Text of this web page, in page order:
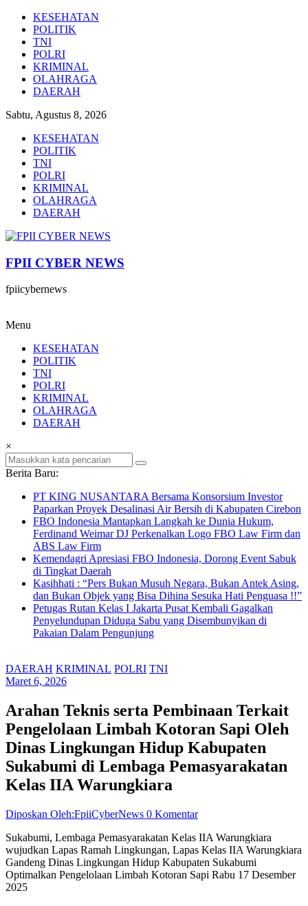
Lompat
konten
KESEHATAN
POLITIK
TNI
POLRI
KRIMINAL
OLAHRAGA
DAERAH
Sabtu, Agustus 8, 2026
KESEHATAN
POLITIK
TNI
POLRI
KRIMINAL
OLAHRAGA
DAERAH
FPII CYBER NEWS
fpiicybernews
Menu
KESEHATAN
POLITIK
TNI
POLRI
KRIMINAL
OLAHRAGA
DAERAH
×
Berita Baru:
PT KING NUSANTARA Bersama Konsorsium Investor
Paparkan Proyek Desalinasi Air Bersih di Kabupaten Cirebon
FBO Indonesia Mantapkan Langkah ke Dunia Hukum,
Ferdinand Weimar DJ Perkenalkan Logo FBO Law Firm dan
ABS Law Firm
Kemendagri Apresiasi FBO Indonesia, Dorong Event Sabuk
di Tingkat Daerah
Kasihhati : “Pers Bukan Musuh Negara, Bukan Antek Asing,
dan Bukan Objek yang Bisa Dihina Sesuka Hati Penguasa !!”
Petugas Rutan Kelas I Jakarta Pusat Kembali Gagalkan
Penyelundupan Diduga Sabu yang Disembunyikan di
Pakaian Dalam Pengunjung
DAERAH KRIMINAL POLRI TNI
Maret 6, 2026
Arahan Teknis serta Pembinaan Terkait
Pengelolaan Limbah Kotoran Sapi Oleh
Dinas Lingkungan Hidup Kabupaten
Sukabumi di Lembaga Pemasyarakatan
Kelas IIA Warungkiara
Diposkan Oleh:FpiiCyberNews 0 Komentar
Sukabumi, Lembaga Pemasyarakatan Kelas IIA Warungkiara
wujudkan Lapas Ramah Lingkungan, Lapas Kelas IIA Warungkiara
Gandeng Dinas Lingkungan Hidup Kabupaten Sukabumi
Optimalkan Pengelolaan Limbah Kotoran Sapi Rabu 17 Desember
2025